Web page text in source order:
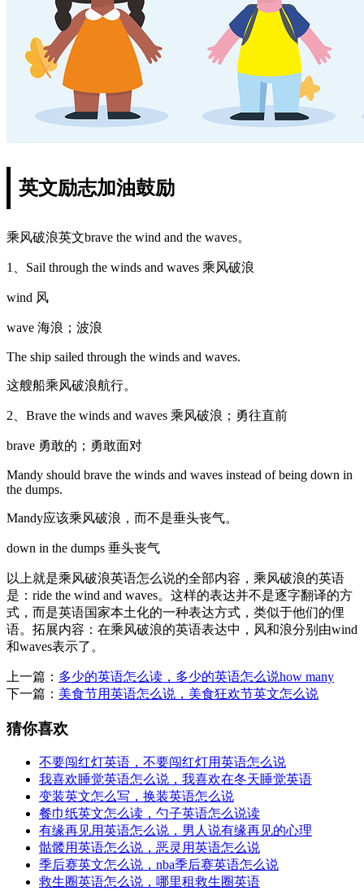
英文励志加油鼓励
乘风破浪英文brave the wind and the waves。
1、Sail through the winds and waves 乘风破浪
wind 风
wave 海浪；波浪
The ship sailed through the winds and waves.
这艘船乘风破浪航行。
2、Brave the winds and waves 乘风破浪；勇往直前
brave 勇敢的；勇敢面对
Mandy should brave the winds and waves instead of being down in
the dumps.
Mandy应该乘风破浪，而不是垂头丧气。
down in the dumps 垂头丧气
以上就是乘风破浪英语怎么说的全部内容，乘风破浪的英语
是：ride the wind and waves。这样的表达并不是逐字翻译的方
式，而是英语国家本土化的一种表达方式，类似于他们的俚
语。拓展内容：在乘风破浪的英语表达中，风和浪分别由wind
和waves表示了。
上一篇： 多少的英语怎么读，多少的英语怎么说how many
下一篇： 美食节用英语怎么说，美食狂欢节英文怎么说
猜你喜欢
不要闯红灯英语，不要闯红灯用英语怎么说
我喜欢睡觉英语怎么说，我喜欢在冬天睡觉英语
变装英文怎么写，换装英语怎么说
餐巾纸英文怎么读，勺子英语怎么说读
有缘再见用英语怎么说，男人说有缘再见的心理
骷髅用英语怎么说，恶灵用英语怎么说
季后赛英文怎么说，nba季后赛英语怎么说
救生圈英语怎么说，哪里租救生圈英语